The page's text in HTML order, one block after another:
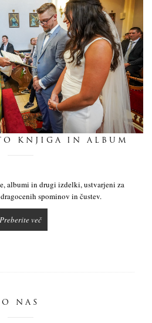
izdelki
mi
dnevnik
KNJIGA IN ALBUM
albumi in drugi izdelki, ustvarjeni za
spominov in čustev.
Preberite več
O NAS